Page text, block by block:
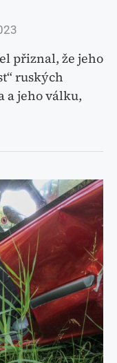
přiznal, že jeho
ruských
a jeho válku,